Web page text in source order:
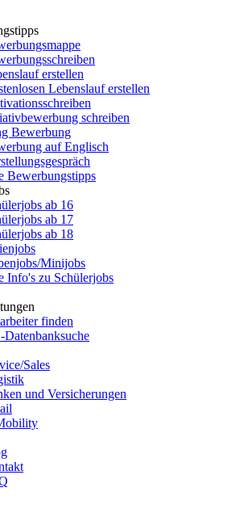
erstellen
Lebenslauf erstellen
schreiben
Bewerbung
auf Englisch
Bewerbungstipps
ab 16
ab 17
ab 18
Minijobs
Info's zu Schülerjobs
finden
Sales
und Versicherungen